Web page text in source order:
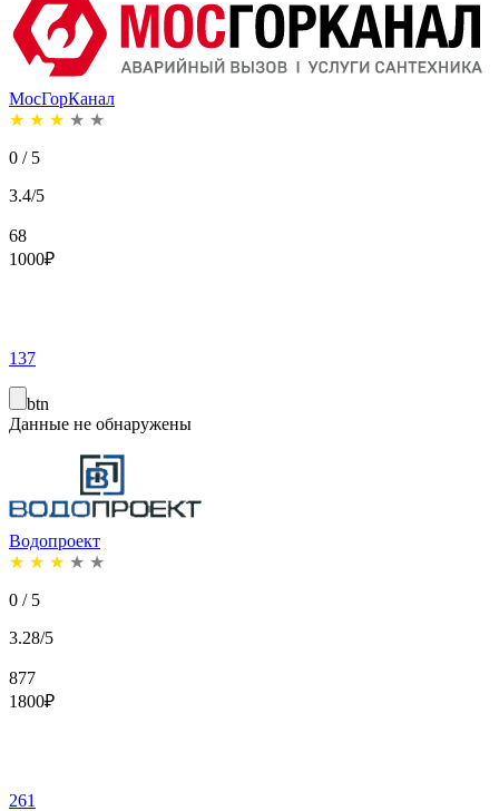
МосГорКанал
★ ★ ★ ★ ★
0 / 5
3.4/5
68
1000₽
137
btn
Данные не обнаружены
Водопроект
★ ★ ★ ★ ★
0 / 5
3.28/5
877
1800₽
261